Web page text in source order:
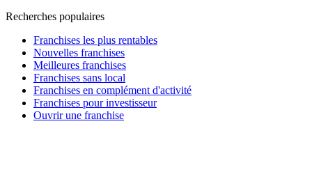
Recherches populaires
Franchises les plus rentables
Nouvelles franchises
Meilleures franchises
Franchises sans local
Franchises en complément d'activité
Franchises pour investisseur
Ouvrir une franchise